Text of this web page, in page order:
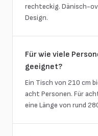
rechteckig. Dänisch-
Design.
Für wie viele
geeignet?
Ein Tisch von 210 cm
acht Personen. Für
eine Länge von rund